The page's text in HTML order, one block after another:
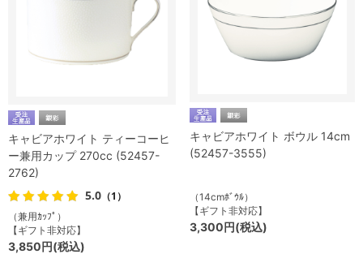
キャビアホワイト ティーコーヒ
ー兼用カップ 270cc (52457-
2762)
5.0 （1）
（兼用ｶｯﾌﾟ）
【ギフト非対応】
3,850円(税込)
キャビアホワイト ボウル 14cm
(52457-3555)
（14cmﾎﾞｳﾙ）
【ギフト非対応】
3,300円(税込)